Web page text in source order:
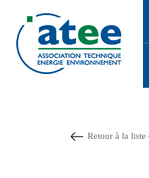
contenu
principal
Retour à la liste